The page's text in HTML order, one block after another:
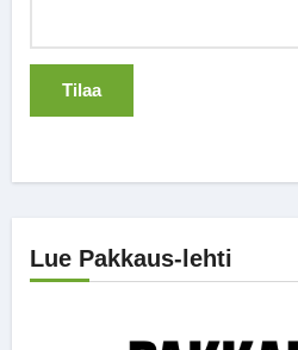
Lue Pakkaus-lehti